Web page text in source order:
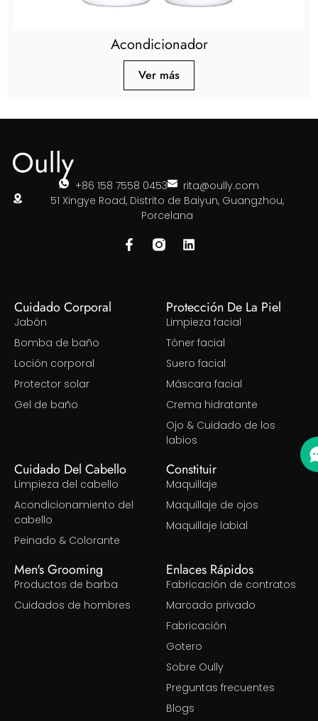
Acondicionador
Ver más
+86 158 7558 0453
rita@oully.com
51 Xingye Road, Distrito de Baiyun, Guangzhou,
Porcelana
Cuidado Corporal
Jabón
Bomba de baño
Loción corporal
Protector solar
Gel de baño
Protección De La Piel
Limpieza facial
Tóner facial
Suero facial
Máscara facial
Crema hidratante
Ojo & Cuidado de los
labios
Cuidado Del Cabello
Limpieza del cabello
Acondicionamiento del
cabello
Peinado & Colorante
Constituir
Maquillaje
Maquillaje de ojos
Maquillaje labial
Men's Grooming
Productos de barba
Cuidados de hombres
Enlaces Rápidos
Fabricación de contratos
Marcado privado
Fabricación
Gotero
Sobre Oully
Preguntas frecuentes
Blogs